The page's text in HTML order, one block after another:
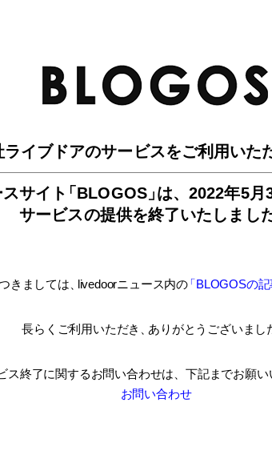
イブドアのサービスをご利用いた
サイ ト「BLOGOS」は、2022年5月
サービスの提供を終了いたしました
きましては livedoorニュース内の「BLOGOSの
長らくご利用いただき ありがとうございまし
ス終了に関するお問い合わせは、 下記までお願い
お問い合わせ